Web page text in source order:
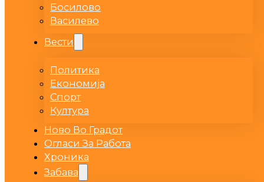
Босилово
Василево
Вести
Политика
Економија
Спорт
Култура
Ново Во Градот
Огласи За Работа
Хроника
Забава